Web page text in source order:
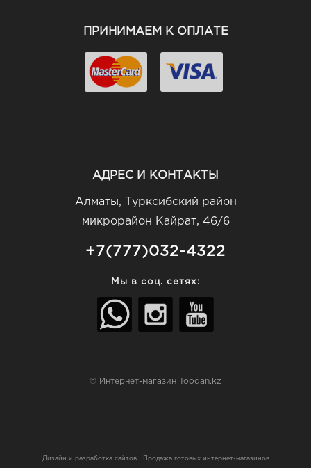
ПРИНИМАЕМ К ОПЛАТЕ
АДРЕС И КОНТАКТЫ
Алматы, Турксибский район
микрорайон Кайрат, 46/6
+7(777)032-4322
Мы в соц. сетях:
© Интернет-магазин Toodan.kz
Дизайн и разработка сайтов| Продажа готовых интернет-магазинов